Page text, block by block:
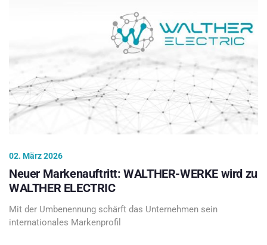
02. März 2026
Neuer Markenauftritt: WALTHER-WERKE wird zu
WALTHER ELECTRIC
Mit der Umbenennung schärft das Unternehmen sein
internationales Markenprofil